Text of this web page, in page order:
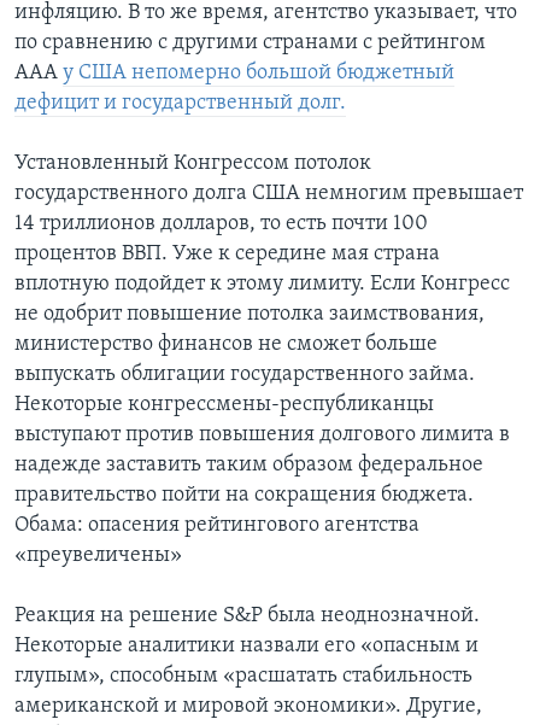
инфляцию. В то же время, агентство указывает, что
по сравнению с другими странами с рейтингом
ААА у США непомерно большой бюджетный
дефицит и государственный долг.
Установленный Конгрессом потолок
государственного долга США немногим превышает
14 триллионов долларов, то есть почти 100
процентов ВВП. Уже к середине мая страна
вплотную подойдет к этому лимиту. Если Конгресс
не одобрит повышение потолка заимствования,
министерство финансов не сможет больше
выпускать облигации государственного займа.
Некоторые конгрессмены-республиканцы
выступают против повышения долгового лимита в
надежде заставить таким образом федеральное
правительство пойти на сокращения бюджета.
Обама: опасения рейтингового агентства
«преувеличены»
Реакция на решение S&P была неоднозначной.
Некоторые аналитики назвали его «опасным и
глупым», способным «расшатать стабильность
американской и мировой экономики». Другие,